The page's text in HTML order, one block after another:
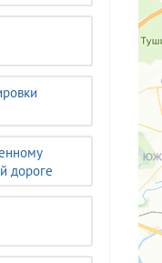
дороге